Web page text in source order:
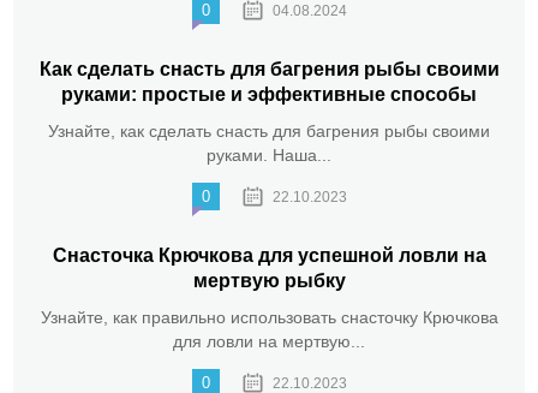
0 04.08.2024
Как сделать снасть для багрения рыбы своими
руками: простые и эффективные способы
Узнайте, как сделать снасть для багрения рыбы своими
руками. Наша...
0 22.10.2023
Снасточка Крючкова для успешной ловли на
мертвую рыбку
Узнайте, как правильно использовать снасточку Крючкова
для ловли на мертвую...
0 22.10.2023